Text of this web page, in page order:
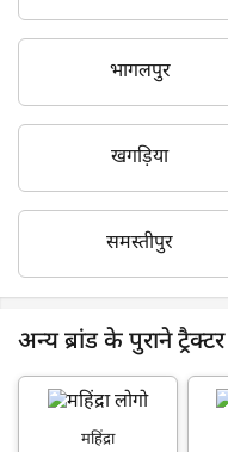
भागलपुर
खगड़िया
समस्तीपुर
अन्य ब्रांड के पुराने ट्रैक्टर
महिंद्रा